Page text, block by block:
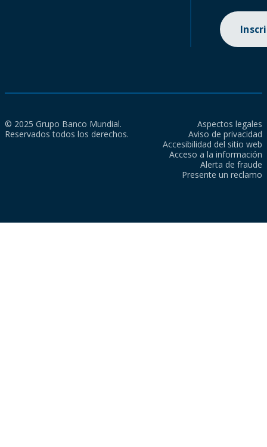
© 2025 Grupo Banco Mundial.
Reservados todos los derechos.
Aspectos legales
Aviso de privacidad
Accesibilidad del sitio web
Acceso a la información
Alerta de fraude
Presente un reclamo